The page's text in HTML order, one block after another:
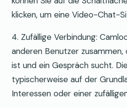
klicken, um eine Video-Chat-
4. Zufällige Verbindung:
anderen Benutzer zusammen,
ist und ein Gespräch sucht.
typischerweise auf der
Interessen oder einer